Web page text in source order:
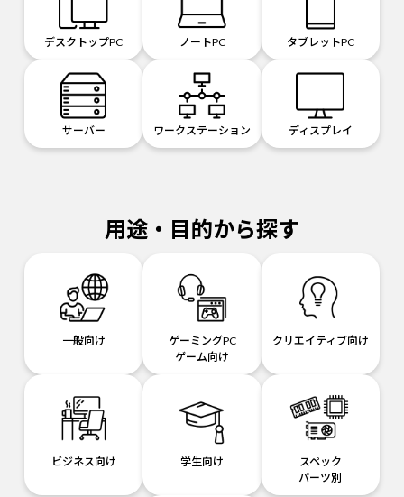
デスクトップPC ノートPC タブレットPC
サーバー ワークステーション ディスプレイ
用途・目的から探す
一般向け
ゲーミングPC
ゲーム向け
クリエイティブ向け
ビジネス向け 学生向け
スペック
パーツ別